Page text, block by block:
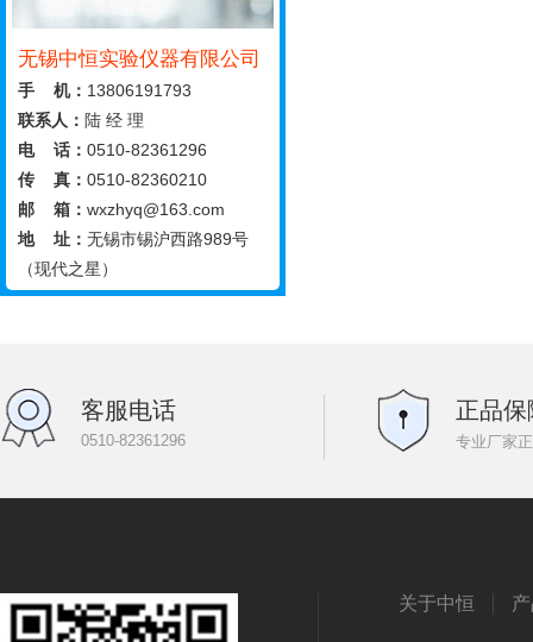
无锡中恒实验仪器有限公司
手 机： 13806191793
联系人： 陆 经 理
电 话： 0510-82361296
传 真： 0510-82360210
邮 箱： wxzhyq@163.com
地 址： 无锡市锡沪西路989号
（现代之星）
客服电话
0510-82361296
正品保
专业厂家
关于中恒